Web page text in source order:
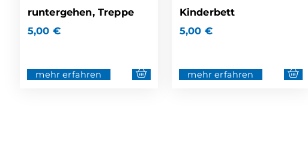
runtergehen, Treppe
5,00 €
mehr erfahren
Kinderbett
5,00 €
mehr erfahren